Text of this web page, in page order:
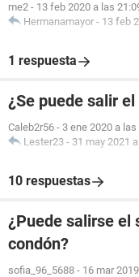
me2 - 13 feb 2020 a las
Hermanamayor - 13 feb
1 respuesta
¿Se puede salir
Caleb2r56 - 3 ene 2020 a las
Lester23 - 31 may 2021
10 respuestas
¿Puede salirse el
condón?
sofia_96_5688 - 16 mar